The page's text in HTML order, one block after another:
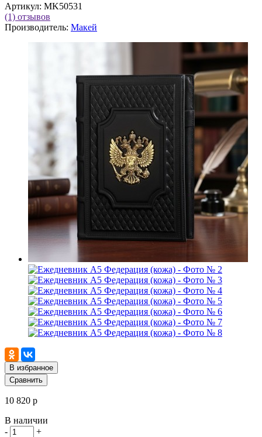
Артикул: MK50531
(1) отзывов
Производитель: Макей
В избранное
Сравнить
10 820 р
В наличии
-
+